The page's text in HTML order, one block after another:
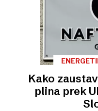
Kako
plina prek